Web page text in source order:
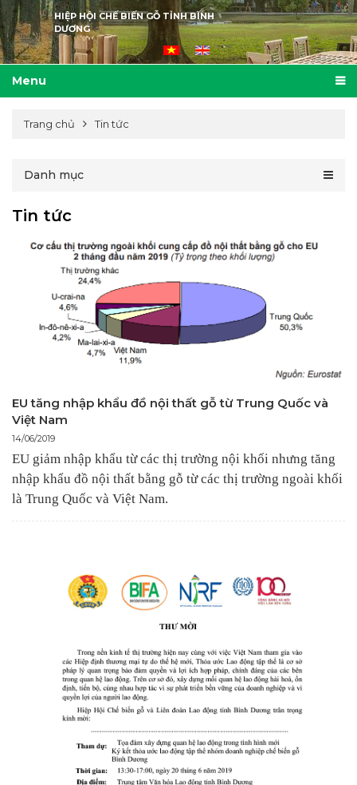
HIỆP HỘI CHẾ BIẾN GỖ TỈNH BÌNH
DƯƠNG
Menu
Trang chủ Tin tức
Danh mục
Tin tức
EU tăng nhập khẩu đồ nội thất gỗ từ Trung Quốc và
Việt Nam
14/06/2019
EU giảm nhập khẩu từ các thị trường nội khối nhưng tăng
nhập khẩu đồ nội thất bằng gỗ từ các thị trường ngoài khối
là Trung Quốc và Việt Nam.